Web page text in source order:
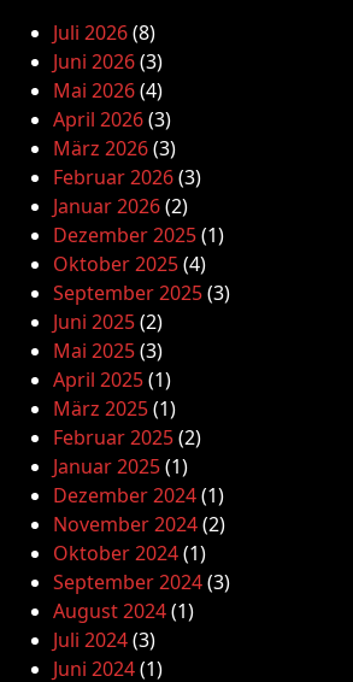
Juli 2026(8)
Juni 2026(3)
Mai 2026(4)
April 2026(3)
März 2026(3)
Februar 2026(3)
Januar 2026(2)
Dezember 2025(1)
Oktober 2025(4)
September 2025(3)
Juni 2025(2)
Mai 2025(3)
April 2025(1)
März 2025(1)
Februar 2025(2)
Januar 2025(1)
Dezember 2024(1)
November 2024(2)
Oktober 2024(1)
September 2024(3)
August 2024(1)
Juli 2024(3)
Juni 2024(1)